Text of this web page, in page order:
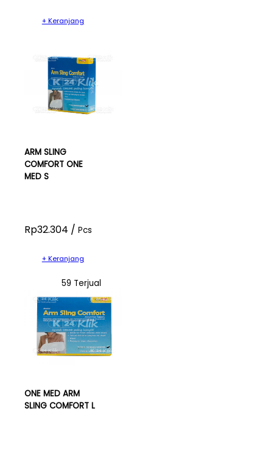
+ Keranjang
ARM SLING
COMFORT ONE
MED S
Rp32.304 / Pcs
+ Keranjang
59 Terjual
ONE MED ARM
SLING COMFORT L